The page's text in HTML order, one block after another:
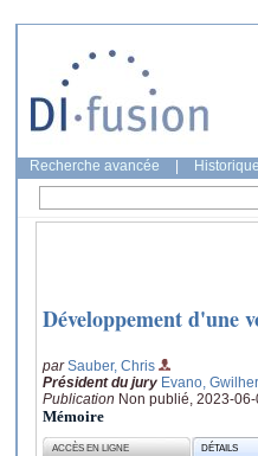
Recherche avancée
Développement d'une
parSauber, Chris
Président du jury Evano,
Publication Non publié, 2023-06-
Mémoire
ACCÈS EN LIGNE DÉTAILS